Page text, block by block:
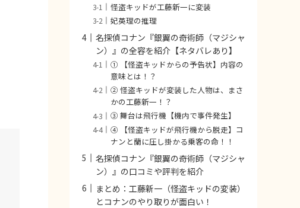
怪盗キッドが工藤新一に変装
妃英理の推理
名探偵コナン『銀翼の奇術師（マジシャ
ン）』の全容を紹介【ネタバレあり】
① 【怪盗キッドからの予告状】内容の
意味とは！？
② 怪盗キッドが変装した人物は、まさ
かの工藤新一！？
③ 舞台は飛行機【機内で事件発生】
④ 【怪盗キッドが飛行機から脱走】コ
ナンと蘭に圧し掛かる乗客の命！！
名探偵コナン『銀翼の奇術師（マジシャ
ン）』の口コミや評判を紹介
まとめ：工藤新一（怪盗キッドの変装）
とコナンのやり取りが面白い！